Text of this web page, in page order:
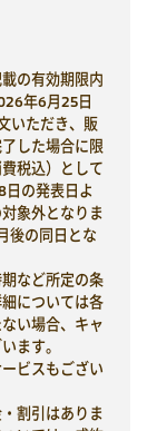
の有効期限内
年6月25日
いただき、販
した場合に限
税込）として
日の発表日よ
象外となりま
後の同日とな
など所定の条
については各
い場合、キャ
ます。
ビスもござい
割引はありま